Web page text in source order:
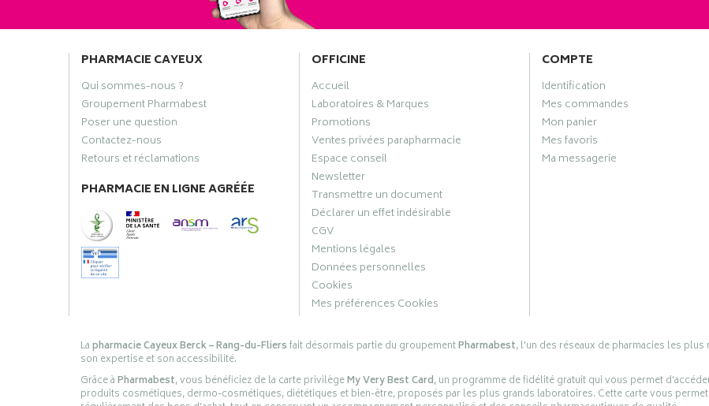
PHARMACIE CAYEUX
Qui sommes-nous ?
Groupement Pharmabest
Poser une question
Contactez-nous
Retours et réclamations
PHARMACIE EN LIGNE AGRÉÉE
OFFICINE
Accueil
Laboratoires & Marques
Promotions
Ventes privées parapharmacie
Espace conseil
Newsletter
Transmettre un document
Déclarer un effet indésirable
CGV
Mentions légales
Données personnelles
Cookies
Mes préférences Cookies
COMPTE
Identification
Mes commandes
Mon panier
Mes favoris
Ma messagerie
Lapharmacie Cayeux Berck – Rang-du-Fliersfait désormais partie du groupementPharmabest, l’un des réseaux de pharmacies les
son expertise et son accessibilité.
Grâce àPharmabest, vous bénéficiez de la carte privilègeMy Very Best Card, un programme de fidélité gratuit qui vous permet
produits cosmétiques, dermo-cosmétiques, diététiques et bien-être, proposés par les plus grands laboratoires. Cette carte vous